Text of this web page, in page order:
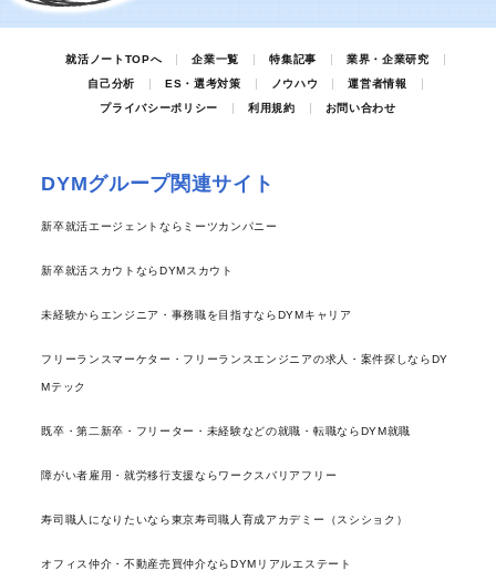
就活ノートTOPへ 企業一覧 特集記事
業界・企業研究
自己分析
ES・選考対策 ノウハウ
運営者情報
プライバシーポリシー
利用規約 お問い合わせ
DYMグループ関連サイト
新卒就活エージェントならミーツカンパニー
新卒就活スカウトならDYMスカウト
未経験からエンジニア・事務職を目指すならDYMキャリア
フリーランスマーケター・フリーランスエンジニアの求人・案件探しならDY
Mテック
既卒・第二新卒・フリーター・未経験などの就職・転職ならDYM就職
障がい者雇用・就労移行支援ならワークスバリアフリー
寿司職人になりたいなら東京寿司職人育成アカデミー（スシショク）
オフィス仲介・不動産売買仲介ならDYMリアルエステート